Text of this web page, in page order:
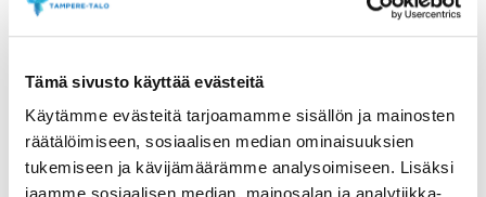
Tämä sivusto käyttää evästeitä
Käytämme evästeitä tarjoamamme sisällön ja mainosten
räätälöimiseen, sosiaalisen median ominaisuuksien
tukemiseen ja kävijämäärämme analysoimiseen. Lisäksi
Howe kuvailee lähestymistapaansa
fantasiataiteeseen mielikuvitukselliseksi realismiksi,
jossa yhdistyvät historiallinen tarkkuus (hän on
harrastanut keskiajan elävöittämistä useiden vuosien
ajan) ja taiteilijan kiinnostus luontoa, myyttejä ja
legendoja kohtaan. Olipa kyseessä Beowulfin
Heorotin salin, kuningas Arthurin hovin tai